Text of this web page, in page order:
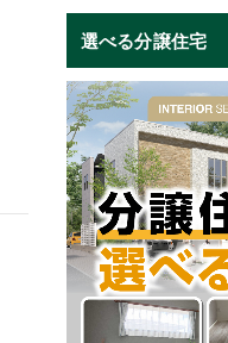
選べる分譲住宅